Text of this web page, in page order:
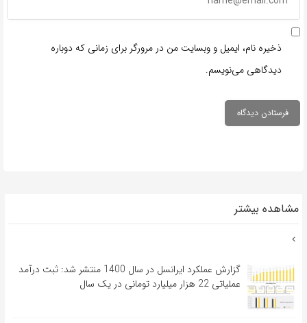
ذخیره نام، ایمیل و وبسایت من در مرورگر برای زمانی که دوباره
دیدگاهی می‌نویسم.
مشاهده بیشتر
گزارش عملکرد ایرانسل در سال 1400 منتشر شد: ثبت درآمد
عملیاتی 22 هزار میلیارد تومانی در یک سال